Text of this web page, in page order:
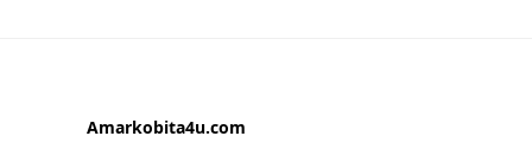
Amarkobita4u.com